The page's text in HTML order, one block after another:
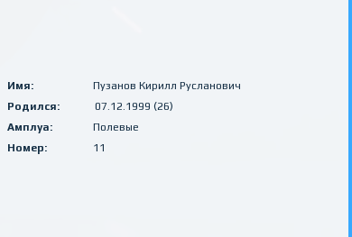
Имя:
Пузанов Кирилл Русланович
Родился:
07.12.1999 (26)
Амплуа:
Полевые
Номер:
11